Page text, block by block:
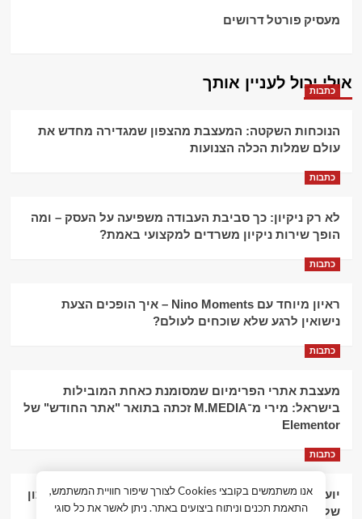
מעסיק פורטל דרושים
אולי יכול לעניין אותך
כתבות
הנוכחות השקטה: המעצבת מהצפון שמגדירה מחדש את
עולם שמלות הכלה הצנועות
כתבות
לא רק ניקיון: כך סביבת העבודה משפיעה על העסק – ומה
הופך שירות ניקיון משרדים למקצועי באמת?
כתבות
ראיון מיוחד עם Nino Moments – איך הופכים הצעת
נישואין לרגע שלא שוכחים לעולם?
כתבות
מעצבת אתרי הפרימיום שמסומנת כאחת המובילות
בישראל: מירי מ־M.MEDIA זכתה בתואר "אתר החודש" של
Elementor
כתבות
יועץ עסקי וליווי פיננסי – הדרך לצמיחה כלכלית וניהול נכון
של העסק
אנו משתמשים בקובצי Cookies לצורך שיפור חוויית המשתמש,
התאמת תכנים וניתוח ביצועים באתר. ניתן לאשר את כל סוגי